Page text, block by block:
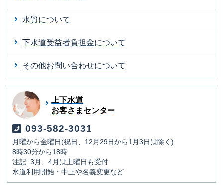
水質について
下水道受益者負担金について
その他お問い合わせについて
上下水道
お客さまセンター
093-582-3031
月曜から金曜日(祝日、12月29日から1月3日は除く)
8時30分から18時
注記: 3月、4月は土曜日も受付
水道利用開始・中止や名義変更など